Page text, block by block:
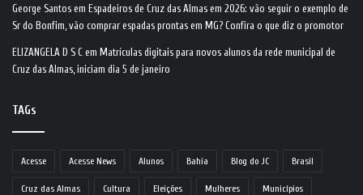
George Santos em Espadeiros de Cruz das Almas em 2026: vão seguir o exemplo de
Sr do Bonfim, vão comprar espadas prontas em MG? Confira o que diz o promotor
ELIZANGELA D S C em Matrículas digitais para novos alunos da rede municipal de
Cruz das Almas, iniciam dia 5 de janeiro
TAGs
Acesse Acesse News Alunos Bahia Blog do JC Brasil
Cruz das Almas Cultura Eleições Mulheres Municípios